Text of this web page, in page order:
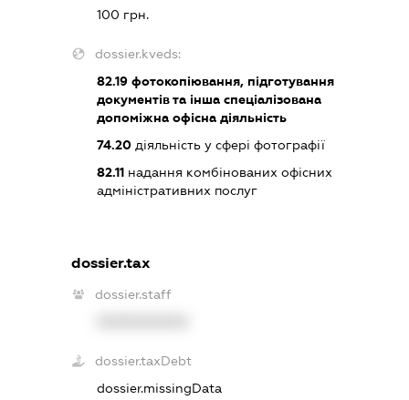
100 грн.
dossier.kveds:
82.19 фотокопіювання, підготування
документів та інша спеціалізована
допоміжна офісна діяльність
74.20 діяльність у сфері фотографії
82.11 надання комбінованих офісних
адміністративних послуг
dossier.tax
dossier.staff
dossier.taxDebt
dossier.missingData